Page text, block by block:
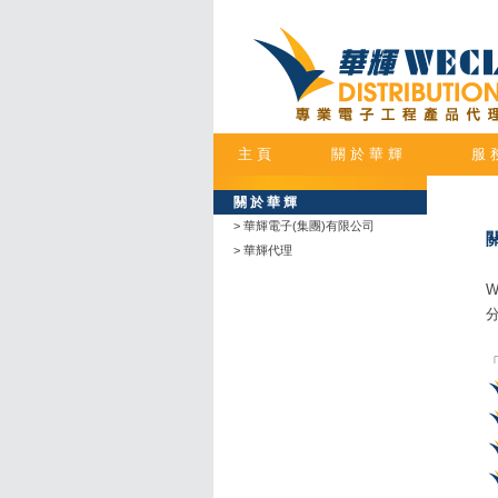
主 頁 關 於 華 輝 服
關 於 華 輝
> 華輝電子(集團)有限公司
> 華輝代理